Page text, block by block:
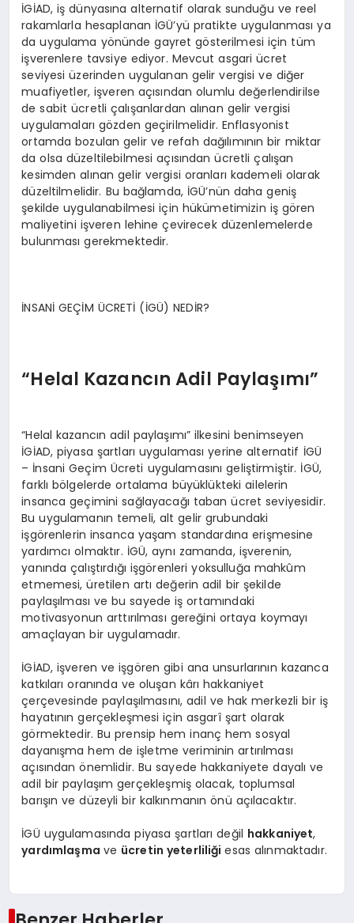
İGİAD, iş dünyasına alternatif olarak sunduğu ve reel
rakamlarla hesaplanan İGÜ’yü pratikte uygulanması ya
da uygulama yönünde gayret gösterilmesi için tüm
işverenlere tavsiye ediyor. Mevcut asgari ücret
seviyesi üzerinden uygulanan gelir vergisi ve diğer
muafiyetler, işveren açısından olumlu değerlendirilse
de sabit ücretli çalışanlardan alınan gelir vergisi
uygulamaları gözden geçirilmelidir. Enflasyonist
ortamda bozulan gelir ve refah dağılımının bir miktar
da olsa düzeltilebilmesi açısından ücretli çalışan
kesimden alınan gelir vergisi oranları kademeli olarak
düzeltilmelidir. Bu bağlamda, İGÜ’nün daha geniş
şekilde uygulanabilmesi için hükümetimizin iş gören
maliyetini işveren lehine çevirecek düzenlemelerde
bulunması gerekmektedir.
İNSANİ GEÇİM ÜCRETİ (İGÜ) NEDİR?
“Helal Kazancın Adil Paylaşımı”
“Helal kazancın adil paylaşımı” ilkesini benimseyen
İGİAD, piyasa şartları uygulaması yerine alternatif İGÜ
– İnsani Geçim Ücreti uygulamasını geliştirmiştir. İGÜ,
farklı bölgelerde ortalama büyüklükteki ailelerin
insanca geçimini sağlayacağı taban ücret seviyesidir.
Bu uygulamanın temeli, alt gelir grubundaki
işgörenlerin insanca yaşam standardına erişmesine
yardımcı olmaktır. İGÜ, aynı zamanda, işverenin,
yanında çalıştırdığı işgörenleri yoksulluğa mahkûm
etmemesi, üretilen artı değerin adil bir şekilde
paylaşılması ve bu sayede iş ortamındaki
motivasyonun arttırılması gereğini ortaya koymayı
amaçlayan bir uygulamadır.
İGİAD, işveren ve işgören gibi ana unsurlarının kazanca
katkıları oranında ve oluşan kârı hakkaniyet
çerçevesinde paylaşılmasını, adil ve hak merkezli bir iş
hayatının gerçekleşmesi için asgarî şart olarak
görmektedir. Bu prensip hem inanç hem sosyal
dayanışma hem de işletme veriminin artırılması
açısından önemlidir. Bu sayede hakkaniyete dayalı ve
adil bir paylaşım gerçekleşmiş olacak, toplumsal
barışın ve düzeyli bir kalkınmanın önü açılacaktır.
İGÜ uygulamasında piyasa şartları değil hakkaniyet,
yardımlaşma ve ücretin yeterliliğiesas alınmaktadır.